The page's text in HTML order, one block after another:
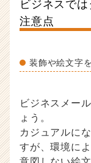
ビジネスで
注意点
装飾や絵文字
ビジネスメー
ょう。
カジュアルに
すが、環境に